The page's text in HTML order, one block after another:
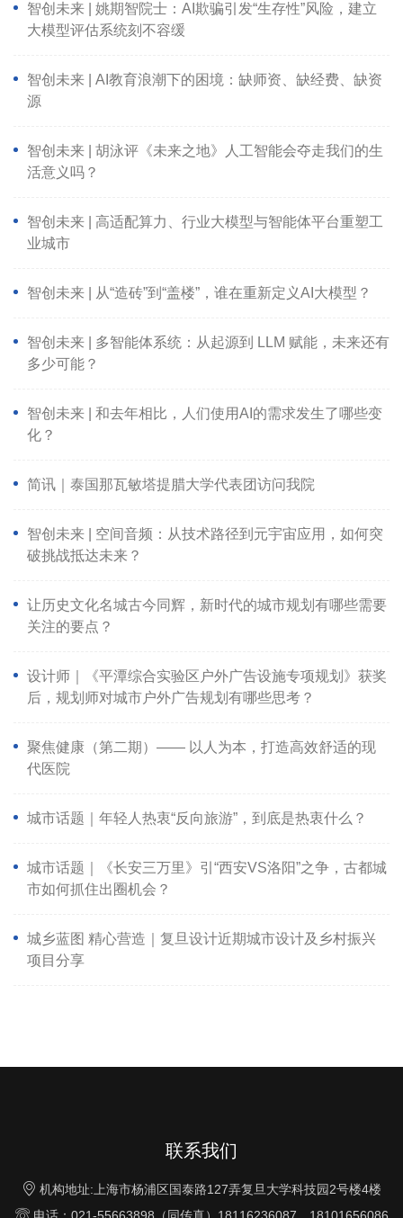
智创未来 | 姚期智院士：AI欺骗引发“生存性”风险，建立
大模型评估系统刻不容缓
智创未来 | AI教育浪潮下的困境：缺师资、缺经费、缺资
源
智创未来 | 胡泳评《未来之地》人工智能会夺走我们的生
活意义吗？
智创未来 | 高适配算力、行业大模型与智能体平台重塑工
业城市
智创未来 | 从“造砖”到“盖楼”，谁在重新定义AI大模型？
智创未来 | 多智能体系统：从起源到 LLM 赋能，未来还有
多少可能？
智创未来 | 和去年相比，人们使用AI的需求发生了哪些变
化？
简讯｜泰国那瓦敏塔提腊大学代表团访问我院
智创未来 | 空间音频：从技术路径到元宇宙应用，如何突
破挑战抵达未来？
让历史文化名城古今同辉，新时代的城市规划有哪些需要
关注的要点？
设计师｜《平潭综合实验区户外广告设施专项规划》获奖
后，规划师对城市户外广告规划有哪些思考？
聚焦健康（第二期）—— 以人为本，打造高效舒适的现
代医院
城市话题｜年轻人热衷“反向旅游”，到底是热衷什么？
城市话题｜《长安三万里》引“西安VS洛阳”之争，古都城
市如何抓住出圈机会？
城乡蓝图 精心营造｜复旦设计近期城市设计及乡村振兴
项目分享
联系我们
 机构地址:上海市杨浦区国泰路127弄复旦大学科技园2号楼4楼
